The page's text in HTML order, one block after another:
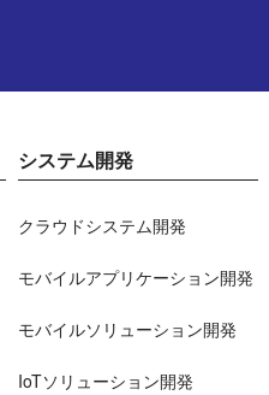
システム開発
クラウドシステム開発
モバイルアプリケーション開発
モバイルソリューション開発
IoTソリューション開発